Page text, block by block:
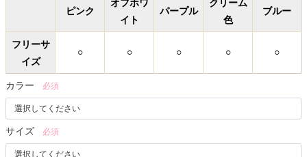
ピンク
イト
パープル
色
ブルー
フリーサ
イズ
○ ○ ○ ○ ○
カラー 必須
サイズ 必須